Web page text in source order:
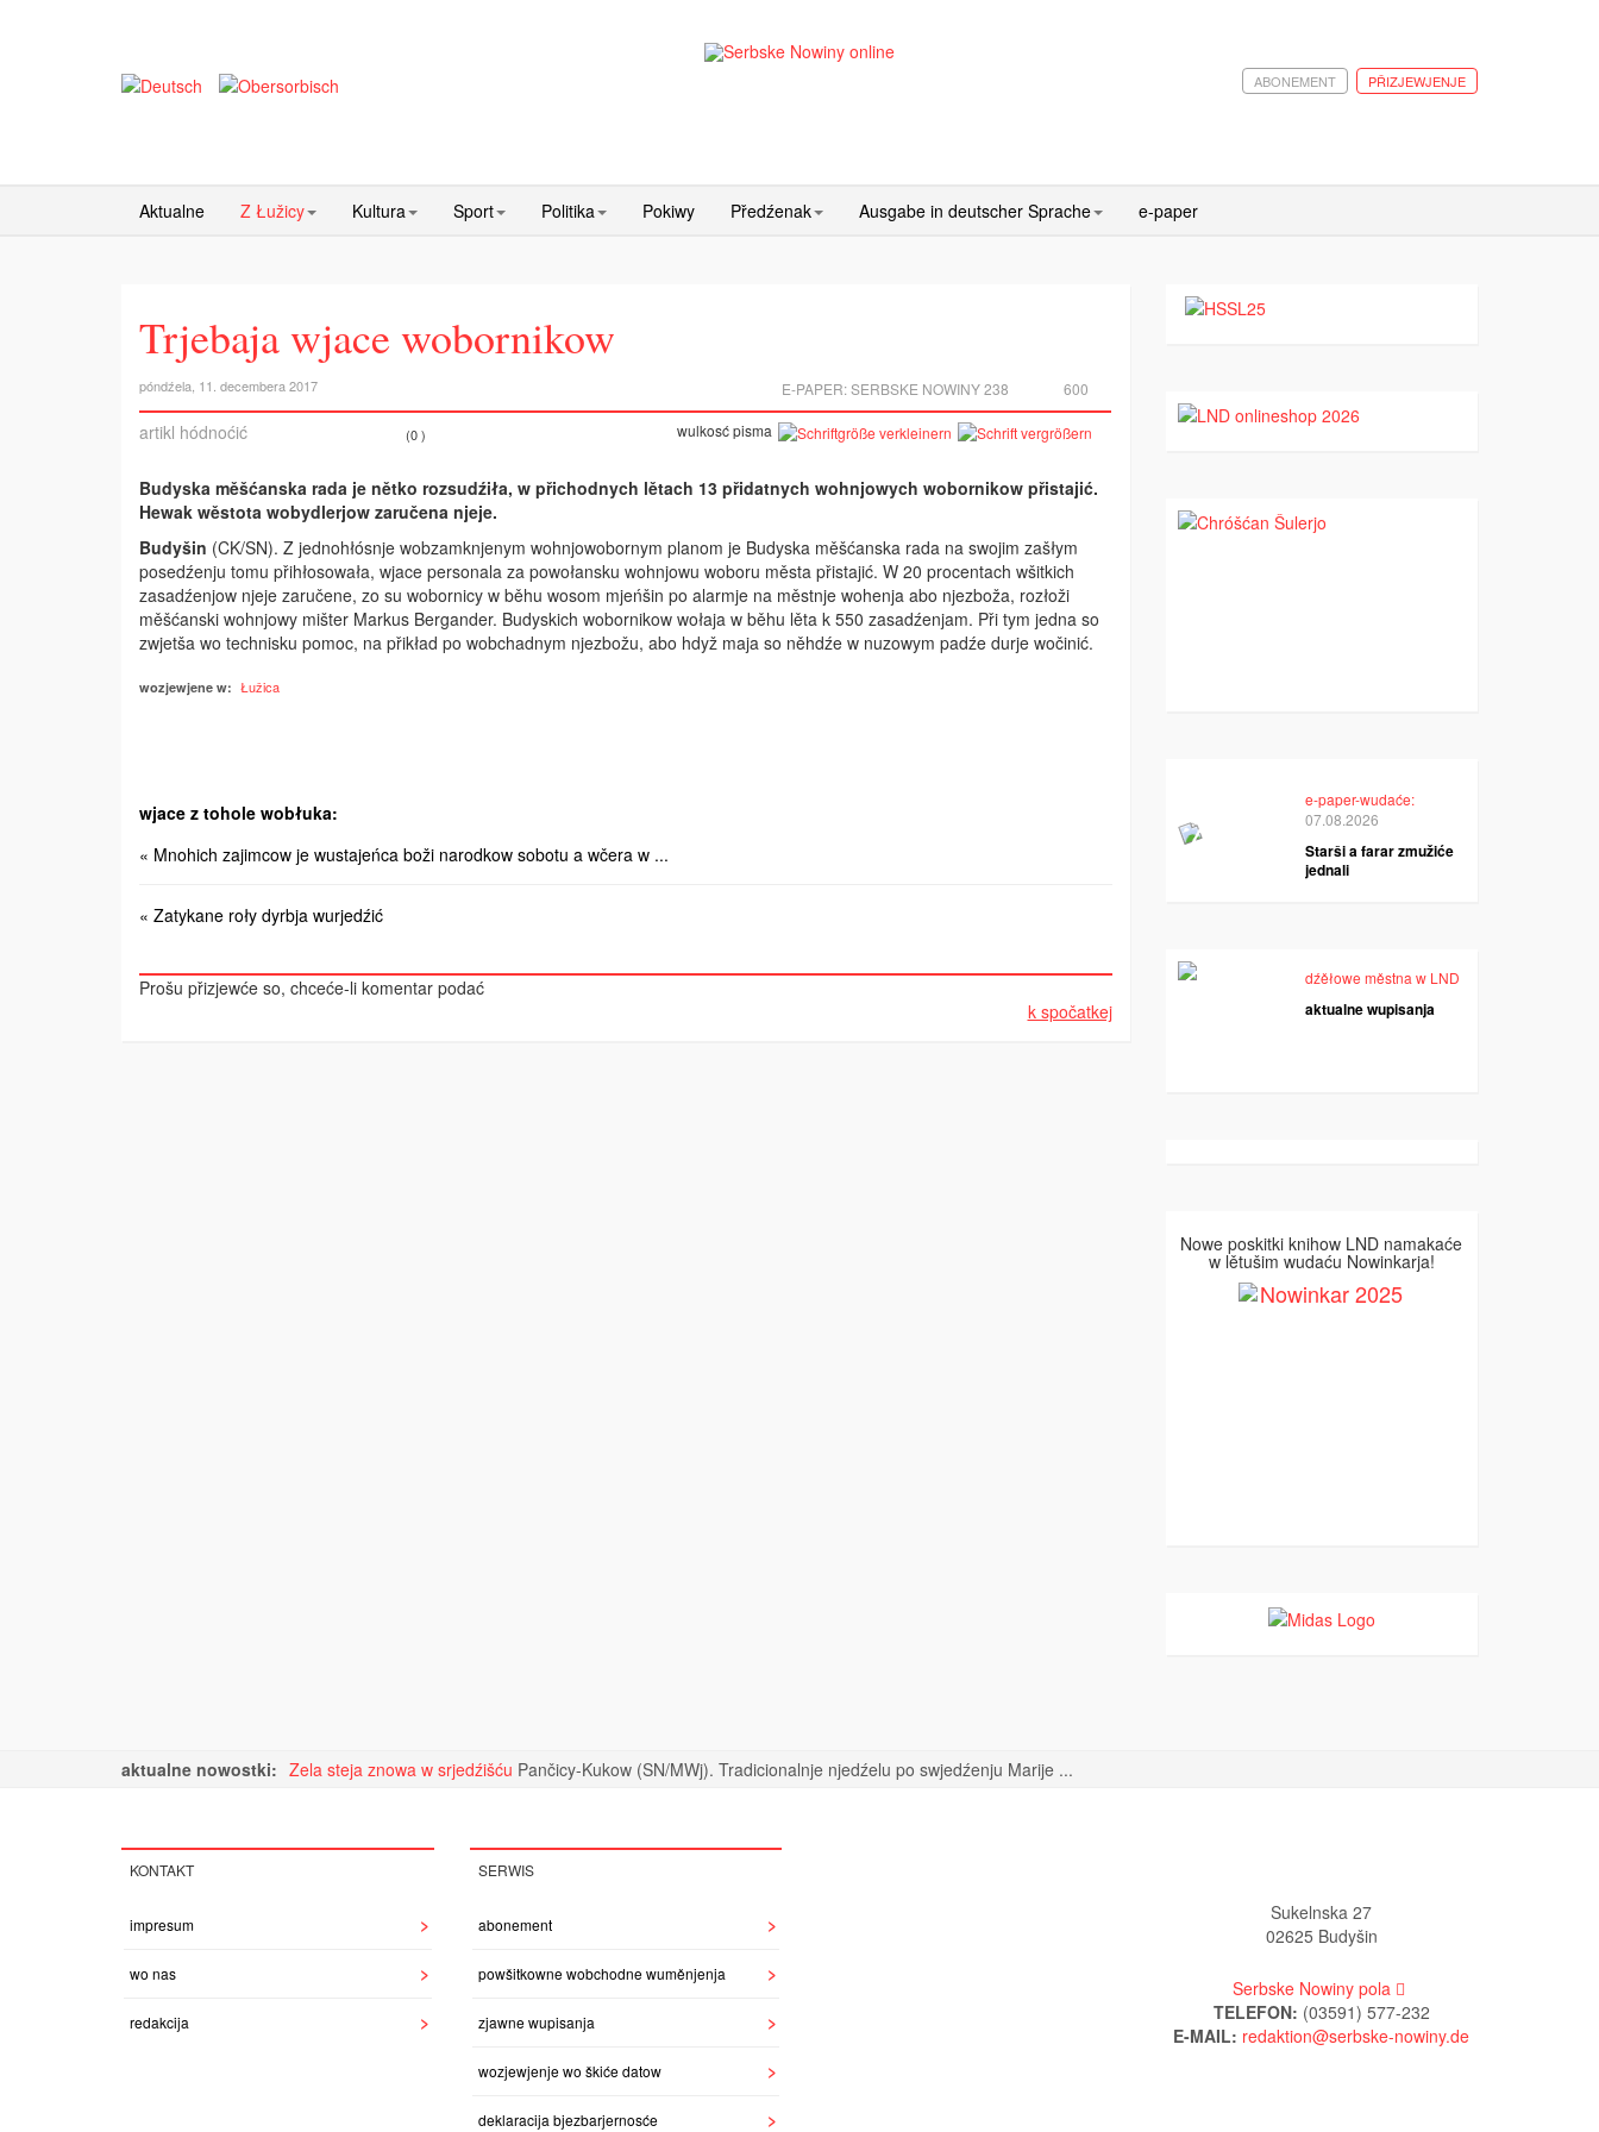
PŘIZJEWJENJE
ABONEMENT
Aktualne Z Łužicy Kultura Sport Politika Pokiwy Předźenak Ausgabe in deutscher Sprache e-paper
Trjebaja wjace wobornikow
póndźela, 11. decembera 2017 600
E-PAPER:SERBSKE NOWINY 238
artikl hódnoćić (0 ) wulkosć pisma
Budyska měšćanska rada je nětko rozsudźiła, w přichodnych lětach 13 přidatnych wohnjowych wobornikow přistajić.
Hewak wěstota wobydlerjow zaručena njeje.
Budyšin (CK/SN). Z jednohłósnje wobzamknjenym wohnjowobornym planom je Budyska měšćanska rada na swojim zašłym
posedźenju tomu přihłosowała, wjace personala za powołansku wohnjowu woboru města přistajić. W 20 procentach wšitkich
zasadźenjow njeje zaručene, zo su wobornicy w běhu wosom mjeńšin po alarmje na městnje wohenja abo njezboža, rozłoži
měšćanski wohnjowy mišter Markus Bergander. Budyskich wobornikow wołaja w běhu lěta k 550 zasadźenjam. Při tym jedna so
zwjetša wo technisku pomoc, na přikład po wobchadnym njezbožu, abo hdyž maja so něhdźe w nuzowym padźe durje wočinić.
wozjewjene w: Łužica
wjace z tohole wobłuka:
« Mnohich zajimcow je wustajeńca boži narodkow sobotu a wčera w ...
« Zatykane roły dyrbja wurjedźić
Prošu přizjewće so, chceće-li komentar podać
k spočatkej
e-paper-wudaće:
07.08.2026
Starši a farar zmužiće
jednali
dźěłowe městna w LND
aktualne wupisanja
Nowe poskitki knihow LND namakaće
w lětušim wudaću Nowinkarja!
aktualne nowostki: Zela steja znowa w srjedźišću Pančicy-Kukow (SN/MWj). Tradicionalnje njedźelu po swjedźenju Marije ...
KONTAKT
impresum
wo nas
redakcija
SERWIS
abonement
powšitkowne wobchodne wuměnjenja
zjawne wupisanja
wozjewjenje wo škiće datow
deklaracija bjezbarjernosće
Sukelnska 27
02625 Budyšin
Serbske Nowiny pola
TELEFON: (03591) 577-232
E-MAIL: